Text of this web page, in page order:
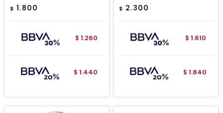
$ 1.800
$ 1.260
$ 1.440
$ 2.300
$ 1.610
$ 1.840